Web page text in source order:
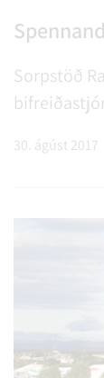
Sorpstöð
30. ágúst 2017